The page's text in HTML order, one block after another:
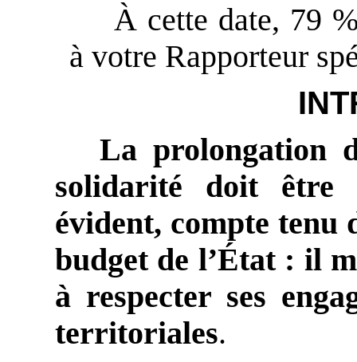
À cette date, 79
à votre Rapporteur
La prolongation
solidarité doit être
évident, compte tenu
budget de l’État : il
à respecter ses
territoriales.